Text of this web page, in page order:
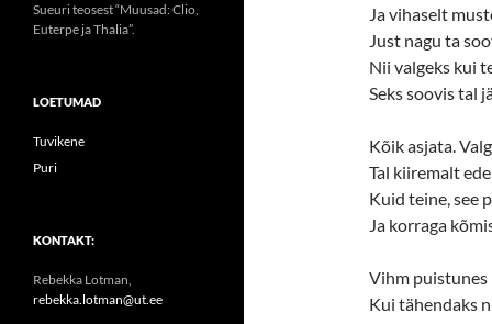
Ja vihaselt
Just nagu ta
Nii valgeks kui
Seks soovis tal
Kõik asjata.
Tal kiiremalt
Kuid teine, see
Ja korraga
Vihm puistunes
Kui tähendaks
Sueuri teosest “Muusad: Clio,
Euterpe ja Thalia”.
LOETUMAD
Tuvikene
Puri
KONTAKT:
Rebekka Lotman,
rebekka.lotman@ut.ee